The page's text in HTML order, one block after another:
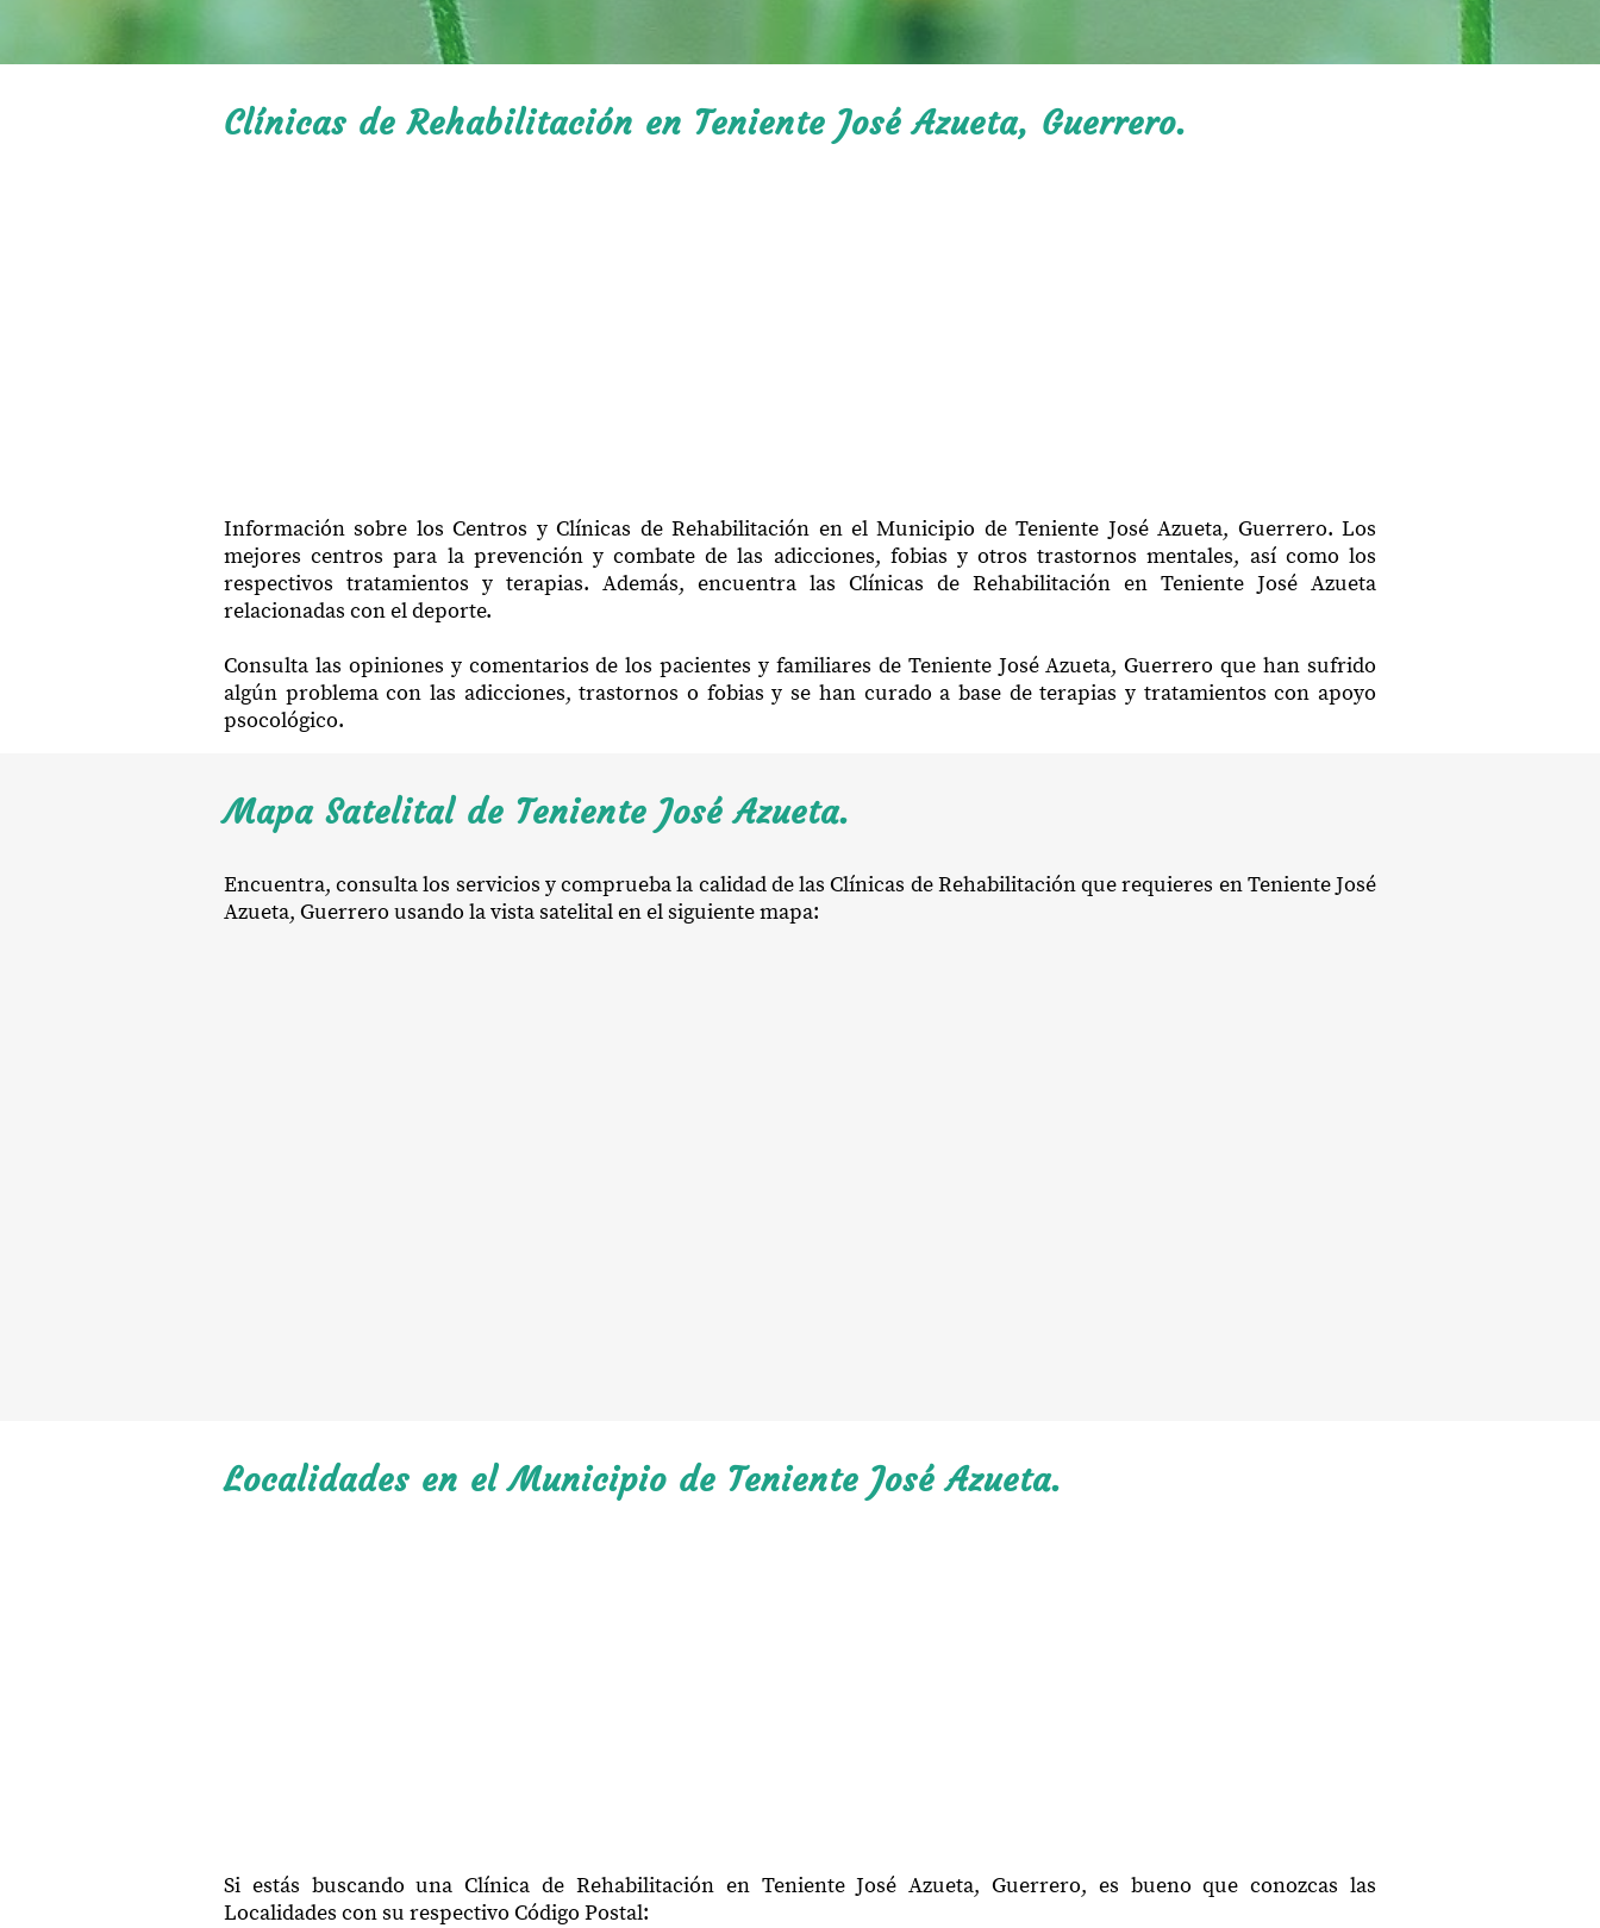
Clínicas de Rehabilitación en Teniente José Azueta, Guerrero.
Información sobre los Centros y Clínicas de Rehabilitación en el Municipio de Teniente José Azueta, Guerrero. Los
mejores centros para la prevención y combate de las adicciones, fobias y otros trastornos mentales, así como los
respectivos tratamientos y terapias. Además, encuentra las Clínicas de Rehabilitación en Teniente José Azueta
relacionadas con el deporte.
Consulta las opiniones y comentarios de los pacientes y familiares de Teniente José Azueta, Guerrero que han sufrido
algún problema con las adicciones, trastornos o fobias y se han curado a base de terapias y tratamientos con apoyo
psocológico.
Mapa Satelital de Teniente José Azueta.
Encuentra, consulta los servicios y comprueba la calidad de las Clínicas de Rehabilitación que requieres en Teniente José
Azueta, Guerrero usando la vista satelital en el siguiente mapa:
Localidades en el Municipio de Teniente José Azueta.
Si estás buscando una Clínica de Rehabilitación en Teniente José Azueta, Guerrero, es bueno que conozcas las
Localidades con su respectivo Código Postal: